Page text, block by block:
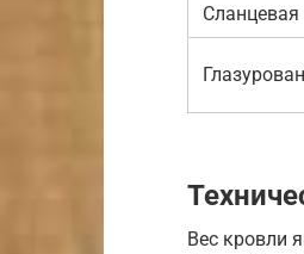
Сланцевая
Вес кровли